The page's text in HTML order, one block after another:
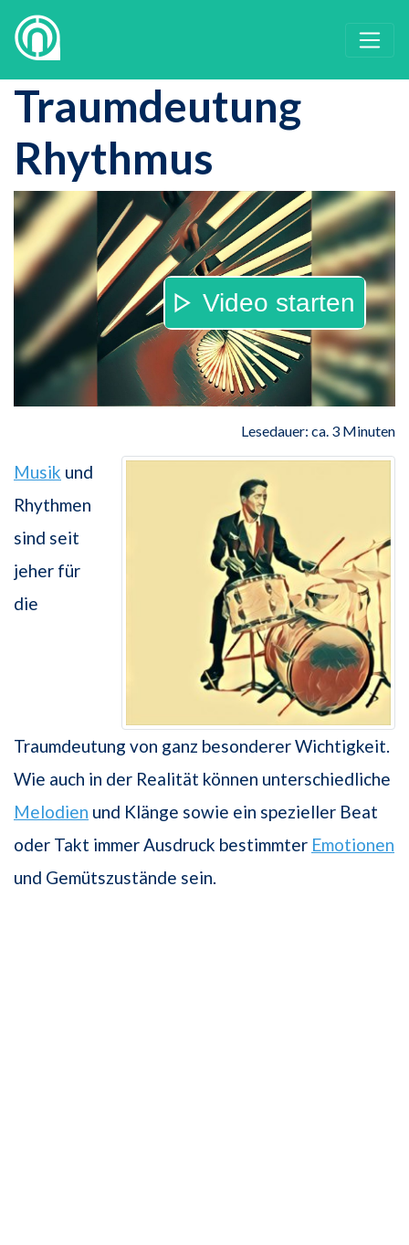
Traumdeutung
Rhythmus
Video starten
Lesedauer: ca. 3 Minuten
Musik und
Rhythmen
sind seit
jeher für
die
Traumdeutung von ganz besonderer Wichtigkeit.
Wie auch in der Realität können unterschiedliche
Melodien und Klänge sowie ein spezieller Beat
oder Takt immer Ausdruck bestimmter Emotionen
und Gemütszustände sein.